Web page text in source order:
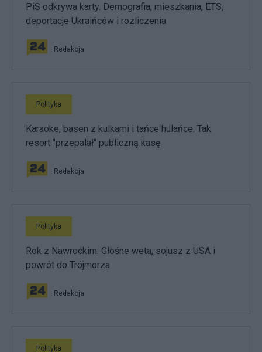
PiS odkrywa karty. Demografia, mieszkania, ETS,
deportacje Ukraińców i rozliczenia
Redakcja
Polityka
Karaoke, basen z kulkami i tańce hulańce. Tak
resort "przepalał" publiczną kasę
Redakcja
Polityka
Rok z Nawrockim. Głośne weta, sojusz z USA i
powrót do Trójmorza
Redakcja
Polityka